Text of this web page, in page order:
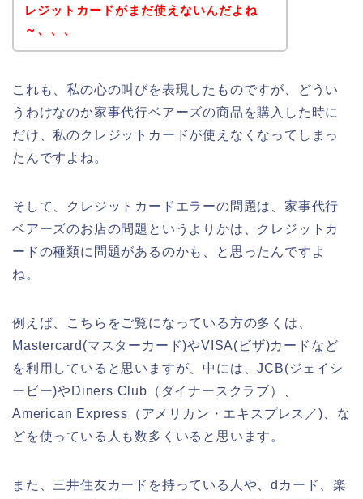
レジットカードがまだ使えないんだよね
～、、、
これも、私の心の叫びを表現したものですが、どうい
うわけなのか家事代行ベアーズの商品を購入した時に
だけ、私のクレジットカードが使えなくなってしまっ
たんですよね。
そして、クレジットカードエラーの問題は、家事代行
ベアーズのお店の問題というよりかは、クレジットカ
ードの種類に問題があるのかも、と思ったんですよ
ね。
例えば、こちらをご覧になっている方の多くは、
Mastercard(マスターカード)やVISA(ビザ)カードなど
を利用していると思いますが、中には、JCB(ジェイシ
ービー)やDiners Club（ダイナースクラブ）、
American Express（アメリカン・エキスプレス／)、な
どを使っている人も数多くいると思います。
また、三井住友カードを持っている人や、dカード、楽